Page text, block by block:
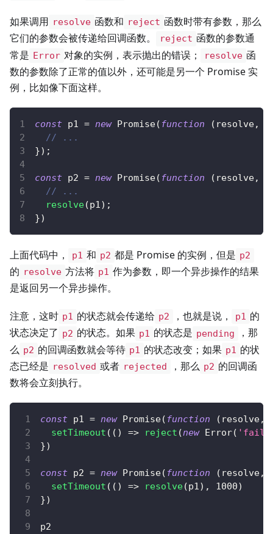
如果调用 resolve 函数和 reject 函数时带有参数，那么
它们的参数会被传递给回调函数。
reject 函数的参数通
常是 Error 对象的实例，表示抛出的错误； resolve 函
数的参数除了正常的值以外，还可能是另一个 Promise 实
例，比如像下面这样。
const p1 = new Promise( function ( resolve,
// ...
}) ;
const p2 = new Promise( function ( resolve,
// ...
resolve(p1) ;
})
上面代码中， p1 和 p2 都是 Promise 的实例，但是 p2
的 resolve 方法将 p1 作为参数，即一个异步操作的结果
是返回另一个异步操作。
注意，这时 p1 的状态就会传递给 p2 ，也就是说， p1 的
状态决定了 p2 的状态。如果 p1 的状态是 pending
，那
么 p2 的回调函数就会等待 p1 的状态改变；如果 p1 的状
态已经是 resolved 或者 rejected ，那么 p2 的回调函
数将会立刻执行。
const p1 = new Promise( function ( resolve,
setTimeout ( ( ) => reject (new Error( 'fail'
})
const p2 = new Promise( function ( resolve,
setTimeout ( ( ) => resolve(p1) , 1000)
})
p2